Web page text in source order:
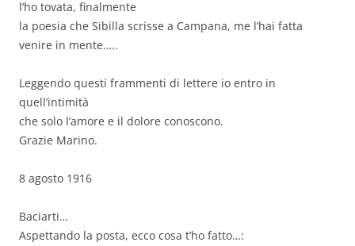
l’ho tovata, finalmente
la poesia che Sibilla scrisse a Campana, me l’hai fatta
venire in mente…..
Leggendo questi frammenti di lettere io entro in
quell’intimità
che solo l’amore e il dolore conoscono.
Grazie Marino.
8 agosto 1916
Baciarti…
Aspettando la posta, ecco cosa t’ho fatto…: